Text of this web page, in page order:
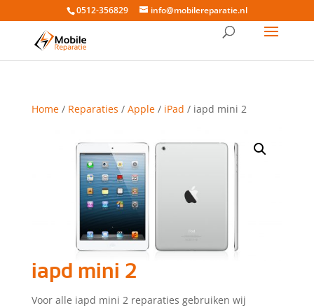
0512-356829 info@mobilereparatie.nl
Home/ Reparaties / Apple/ iPad / iapd mini 2
iapd mini 2
Voor alle iapd mini 2 reparaties gebruiken wij